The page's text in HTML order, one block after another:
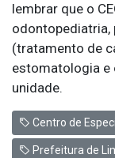
lembrar que o
odontopediatria,
(tratamento de
estomatologia e
unidade.
Centro de
Prefeitura de